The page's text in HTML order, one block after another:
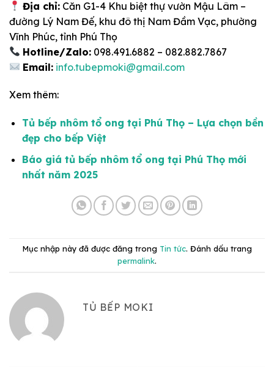
Địa chỉ: Căn G1-4 Khu biệt thự vườn Mậu Lâm –
đường Lý Nam Đế, khu đô thị Nam Đầm Vạc, phường
Vĩnh Phúc, tỉnh Phú Thọ
Hotline/Zalo: 098.491.6882 – 082.882.7867
Email: info.tubepmoki@gmail.com
Xem thêm:
Tủ bếp nhôm tổ ong tại Phú Thọ – Lựa chọn bền
đẹp cho bếp Việt
Báo giá tủ bếp nhôm tổ ong tại Phú Thọ mới
nhất năm 2025
Mục nhập này đã được đăng trong Tin tức. Đánh dấu trang
permalink.
TỦ BẾP MOKI